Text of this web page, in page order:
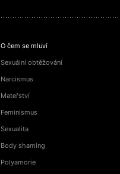
O čem se mluví
Sexuální obtěžování
Narcismus
Mateřství
Feminismus
Sexualita
Body shaming
Polyamorie